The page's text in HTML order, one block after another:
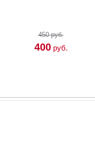
450 руб.
400 руб.